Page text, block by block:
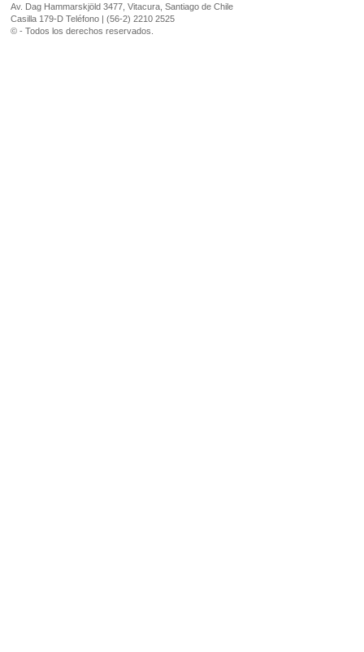
Av. Dag Hammarskjöld 3477, Vitacura, Santiago de Chile
Casilla 179-D Teléfono | (56-2) 2210 2525
© - Todos los derechos reservados.